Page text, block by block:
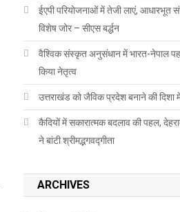
ईएपी परियोजनाओं में तेजी लाएं, आधारभूत
विशेष जोर – सीएस बर्द्धन
वैश्विक संस्कृत अनुसंधान में भारत-नेपाल
किया नेतृत्व
उत्तराखंड को जैविक प्रदेश बनाने की दिशा
कैदियों में सकारात्मक बदलाव की पहल,
ने बांटी श्रीमद्भगवद्गीता
ARCHIVES